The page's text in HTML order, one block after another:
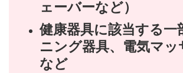
ェーバーなど）
健康器具に該当する一
ニング器具、電気マッ
など